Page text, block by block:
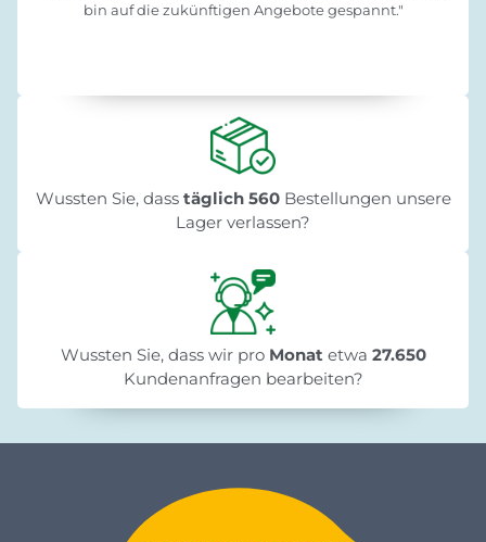
bin auf die zukünftigen Angebote gespannt."
Wussten Sie, dass täglich 560Bestellungen unsere
Lager verlassen?
Wussten Sie, dass wir pro Monat etwa 27.650
Kundenanfragen bearbeiten?